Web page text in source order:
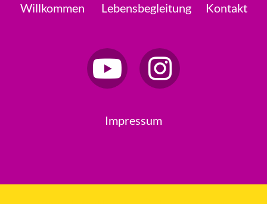
Willkommen Lebensbegleitung Kontakt
Impressum